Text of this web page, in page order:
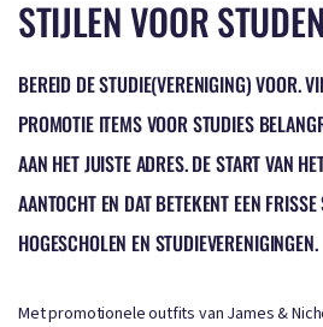
STIJLEN VOOR
BEREID DE STUDIE(VERENIGING) VOOR.
PROMOTIE ITEMS VOOR STUDIES
AAN HET JUISTE ADRES. DE START VAN
AANTOCHT EN DAT BETEKENT EEN
HOGESCHOLEN EN STUDIEVERENIGINGEN.
Met promotionele outfits van James &